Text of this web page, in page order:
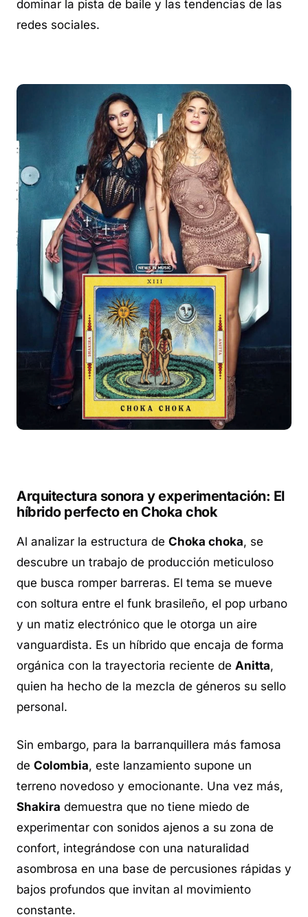
dominar la pista de baile y las tendencias de las
redes sociales.
Arquitectura sonora y experimentación: El
híbrido perfecto en Choka chok
Al analizar la estructura de Choka choka, se
descubre un trabajo de producción meticuloso
que busca romper barreras. El tema se mueve
con soltura entre el funk brasileño, el pop urbano
y un matiz electrónico que le otorga un aire
vanguardista. Es un híbrido que encaja de forma
orgánica con la trayectoria reciente de Anitta,
quien ha hecho de la mezcla de géneros su sello
personal.
Sin embargo, para la barranquillera más famosa
de Colombia, este lanzamiento supone un
terreno novedoso y emocionante. Una vez más,
Shakira demuestra que no tiene miedo de
experimentar con sonidos ajenos a su zona de
confort, integrándose con una naturalidad
asombrosa en una base de percusiones rápidas y
bajos profundos que invitan al movimiento
constante.